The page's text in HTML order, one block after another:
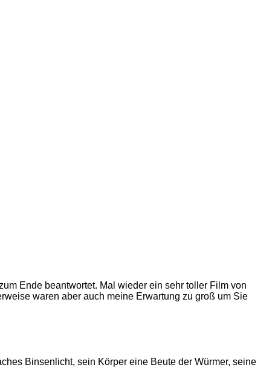
Ende beantwortet. Mal wieder ein sehr toller Film von
waren aber auch meine Erwartung zu groß um Sie
Binsenlicht, sein Körper eine Beute der Würmer, seine